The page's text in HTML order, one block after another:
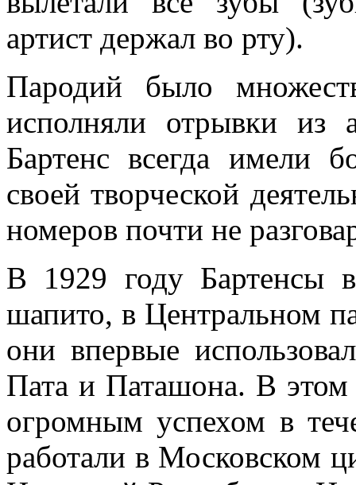
артист держал во рту).
Пародий было
исполняли отрывки из
Бартенс всегда имели
своей творческой
номеров почти не
В 1929 году Бартенсы
шапито, в Центральном
они впервые
Пата и Паташона. В этом
огромным успехом в
работали в Московском